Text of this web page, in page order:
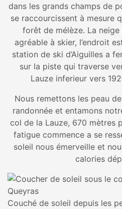
dans les grands champs de
se raccourcissent à mesure
forêt de mélèze. La
agréable à skier, l’endroit
station de ski d’Aiguilles a
sur la piste qui traverse
Lauze inferieur vers
Nous remettons les peau
randonnée et entamons
col de la Lauze, 670 mètres
fatigue commence a se
soleil nous émerveille et
calories
Couché de soleil depuis les